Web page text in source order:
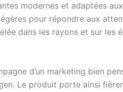
modernes et adaptées
pour répondre aux
dans les rayons et sur les
d’un marketing bien
Le produit porte ainsi